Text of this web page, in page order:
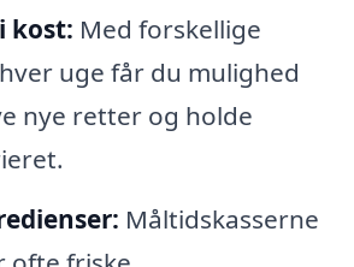
kost: Med forskellige
uge får du mulighed
nye retter og holde
Måltidskasserne